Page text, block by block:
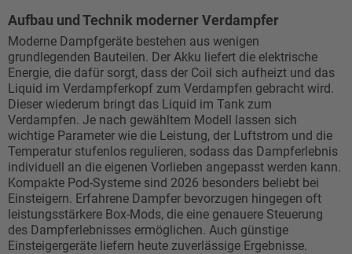
Aufbau und Technik moderner Verdampfer
Moderne Dampfgeräte bestehen aus wenigen
grundlegenden Bauteilen. Der Akku liefert die elektrische
Energie, die dafür sorgt, dass der Coil sich aufheizt und das
Liquid im Verdampferkopf zum Verdampfen gebracht wird.
Dieser wiederum bringt das Liquid im Tank zum
Verdampfen. Je nach gewähltem Modell lassen sich
wichtige Parameter wie die Leistung, der Luftstrom und die
Temperatur stufenlos regulieren, sodass das Dampferlebnis
individuell an die eigenen Vorlieben angepasst werden kann.
Kompakte Pod-Systeme sind 2026 besonders beliebt bei
Einsteigern. Erfahrene Dampfer bevorzugen hingegen oft
leistungsstärkere Box-Mods, die eine genauere Steuerung
des Dampferlebnisses ermöglichen. Auch günstige
Einsteigergeräte liefern heute zuverlässige Ergebnisse.